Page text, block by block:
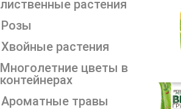
лиственные растения
Розы
Хвойные растения
Многолетние цветы в
контейнерах
Ароматные травы